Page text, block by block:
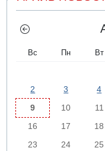
Вс Пн Вт
2
3 4
9
10 11
16
17 18
23
24 25